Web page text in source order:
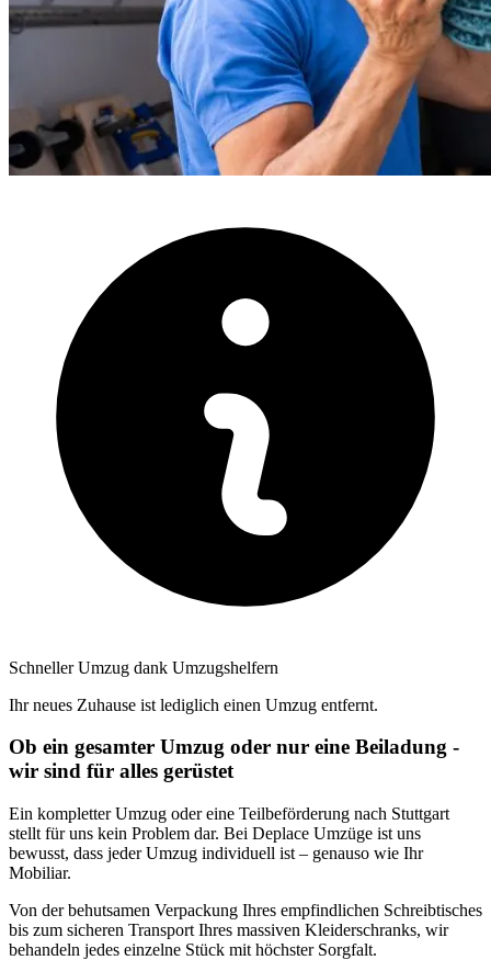
Schneller Umzug dank Umzugshelfern
Ihr neues Zuhause ist lediglich einen Umzug entfernt.
Ob ein gesamter Umzug oder nur eine Beiladung -
wir sind für alles gerüstet
Ein kompletter Umzug oder eine Teilbeförderung nach Stuttgart
stellt für uns kein Problem dar. Bei Deplace Umzüge ist uns
bewusst, dass jeder Umzug individuell ist – genauso wie Ihr
Mobiliar.
Von der behutsamen Verpackung Ihres empfindlichen Schreibtisches
bis zum sicheren Transport Ihres massiven Kleiderschranks, wir
behandeln jedes einzelne Stück mit höchster Sorgfalt.